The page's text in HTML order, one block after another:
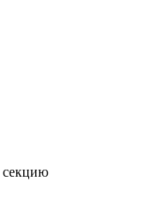
секцию